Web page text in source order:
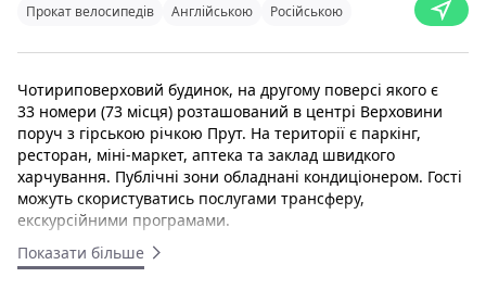
Прокат велосипедів
Англійською Російською
Чотириповерховий будинок, на другому поверсі якого є
33 номери (73 місця) розташований в центрі Верховини
поруч з гірською річкою Прут. На території є паркінг,
ресторан, міні-маркет, аптека та заклад швидкого
харчування. Публічні зони обладнані кондиціонером. Гості
можуть скористуватись послугами трансферу,
екскурсійними програмами.
Готель "Верховель" розташована в центрі смт Верховина,
Показати більше